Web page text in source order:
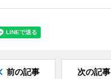
前の記事 次の記事